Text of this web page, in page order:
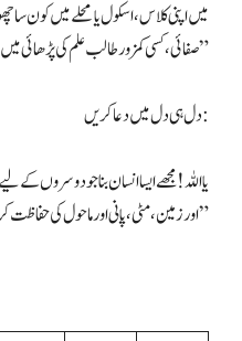
صفائی، کسی کمزور طالب علم کی پڑھائی میں مدد، درخت لگانا وغیرہ)”
دل ہی دل میں دعا کریں:
اور زمین، مٹی، پانی اور ماحول کی حفاظت کرے۔”